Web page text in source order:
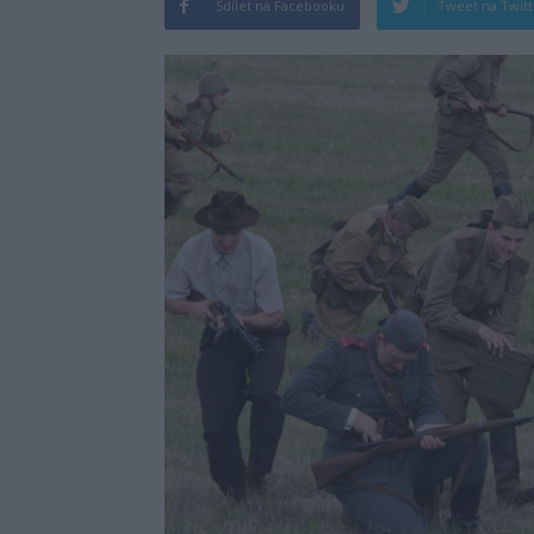
Sdílet na Facebooku Tweet na